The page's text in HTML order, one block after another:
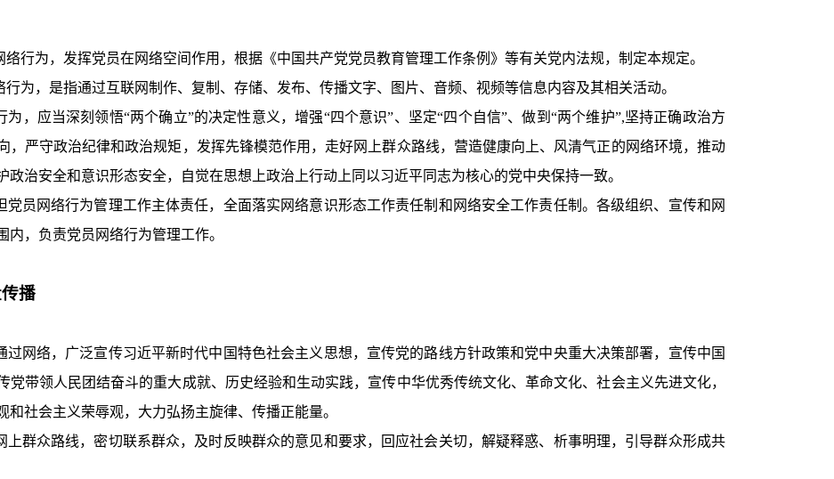
络行为，发挥党员在网络空间作用，根据《中国共产党党员教育管理工作条例》等有关党内法规，制定本规定。
行为，是指通过互联网制作、复制、存储、发布、传播文字、图片、音频、视频等信息内容及其相关活动。
，应当深刻领悟“两个确立”的决定性意义，增强“四个意识”、坚定“四个自信”、做到“两个维护”,坚持正确政治方
，严守政治纪律和政治规矩，发挥先锋模范作用，走好网上群众路线，营造健康向上、风清气正的网络环境，推动
政治安全和意识形态安全，自觉在思想上政治上行动上同以习近平同志为核心的党中央保持一致。
员网络行为管理工作主体责任，全面落实网络意识形态工作责任制和网络安全工作责任制。各级组织、宣传和网
内，负责党员网络行为管理工作。
播
网络，广泛宣传习近平新时代中国特色社会主义思想，宣传党的路线方针政策和党中央重大决策部署，宣传中国
党带领人民团结奋斗的重大成就、历史经验和生动实践，宣传中华优秀传统文化、革命文化、社会主义先进文化，
和社会主义荣辱观，大力弘扬主旋律、传播正能量。
群众路线，密切联系群众，及时反映群众的意见和要求，回应社会关切，解疑释惑、析事明理，引导群众形成共